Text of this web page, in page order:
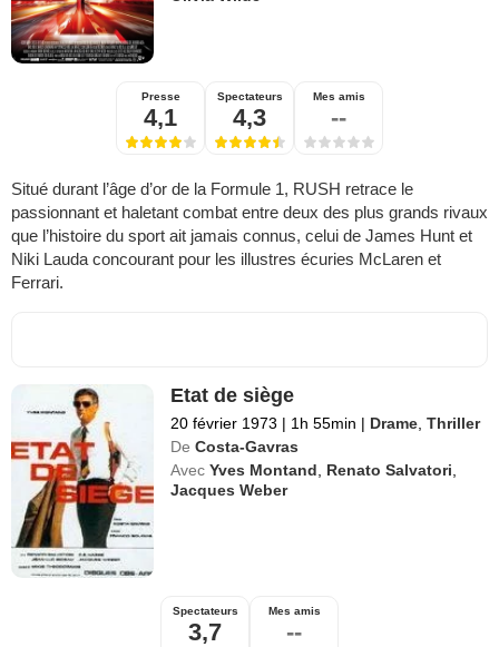
Presse
4,1
Spectateurs
4,3
Mes amis
--
Situé durant l’âge d’or de la Formule 1, RUSH retrace le
passionnant et haletant combat entre deux des plus grands rivaux
que l’histoire du sport ait jamais connus, celui de James Hunt et
Niki Lauda concourant pour les illustres écuries McLaren et
Ferrari.
Etat de siège
20 février 1973 | 1h 55min | Drame ,Thriller
De Costa-Gavras
Avec Yves Montand Renato Salvatori
Jacques Weber
Spectateurs
3,7
Mes amis
--